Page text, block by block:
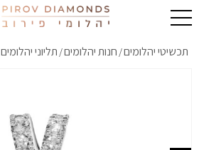
תכשיטי יהלומים/ חנות יהלומים/ תליוני יהלומים